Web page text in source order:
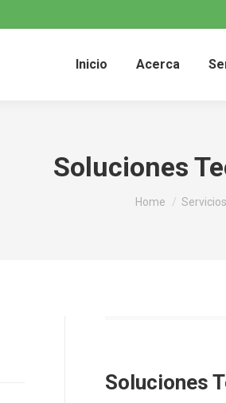
Inicio Acerca
Soluciones
You are here:
Home Servicios
Soluciones